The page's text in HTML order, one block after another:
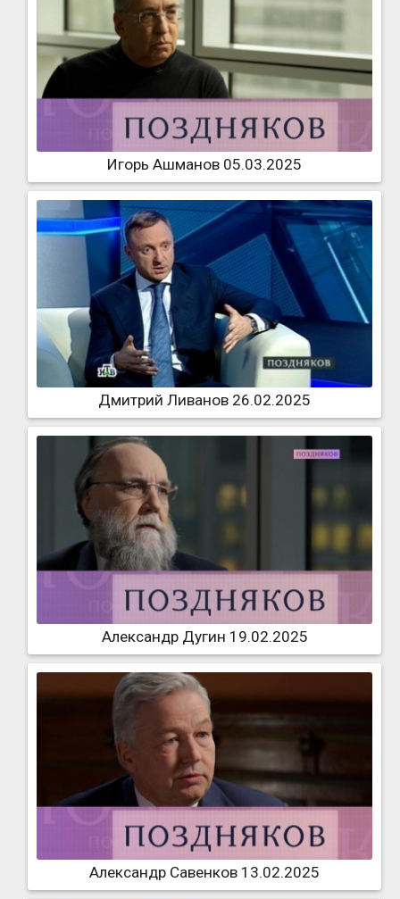
Игорь Ашманов 05.03.2025
Дмитрий Ливанов 26.02.2025
Александр Дугин 19.02.2025
Александр Савенков 13.02.2025